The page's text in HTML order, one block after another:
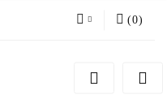
Zarejestruj się
(0)